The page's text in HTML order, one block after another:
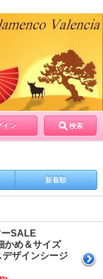
イン 検索
新着順
ーSALE
かめ＆サイズ
ザインシージ